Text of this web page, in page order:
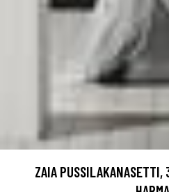
ZAIA PUSSILAKANASETTI,